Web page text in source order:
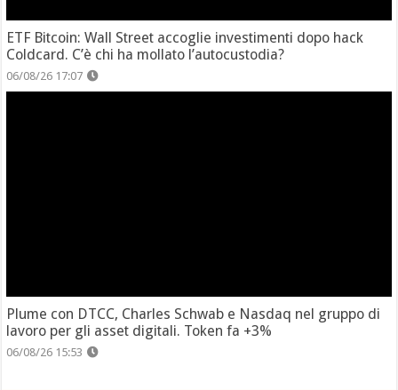
ETF Bitcoin: Wall Street accoglie investimenti dopo hack
Coldcard. C’è chi ha mollato l’autocustodia?
06/08/26 17:07
Plume con DTCC, Charles Schwab e Nasdaq nel gruppo di
lavoro per gli asset digitali. Token fa +3%
06/08/26 15:53